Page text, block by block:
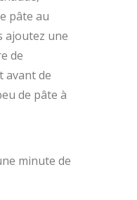
pâte au
ajoutez une
de
avant de
de pâte à
minute de